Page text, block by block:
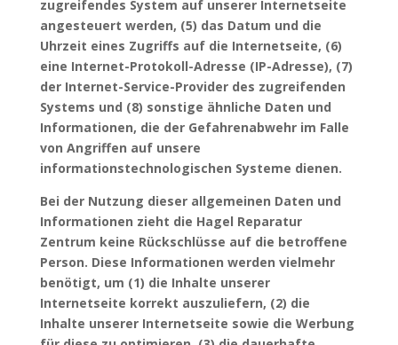
zugreifendes System auf unserer Internetseite
angesteuert werden, (5) das Datum und die
Uhrzeit eines Zugriffs auf die Internetseite, (6)
eine Internet-Protokoll-Adresse (IP-Adresse), (7)
der Internet-Service-Provider des zugreifenden
Systems und (8) sonstige ähnliche Daten und
Informationen, die der Gefahrenabwehr im Falle
von Angriffen auf unsere
informationstechnologischen Systeme dienen.
Bei der Nutzung dieser allgemeinen Daten und
Informationen zieht die Hagel Reparatur
Zentrum keine Rückschlüsse auf die betroffene
Person. Diese Informationen werden vielmehr
benötigt, um (1) die Inhalte unserer
Internetseite korrekt auszuliefern, (2) die
Inhalte unserer Internetseite sowie die Werbung